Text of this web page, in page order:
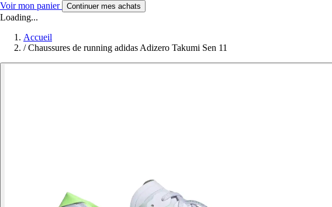
Voir mon panier Continuer mes achats
Loading...
Accueil
/ Chaussures de running adidas Adizero Takumi Sen 11